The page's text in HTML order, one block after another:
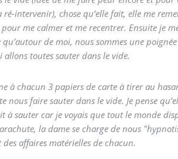
ré-intervenir), chose qu’elle fait, elle me
me calmer et me recentrer. Ensuite je
de moi, nous sommes une
allons toutes sauter dans le vide.
à chacun 3 papiers de carte à tirer au
nous faire sauter dans le vide. Je pense
à sauter car je voyais que tout le monde
la dame se charge de nous
des affaires matérielles de chacun.